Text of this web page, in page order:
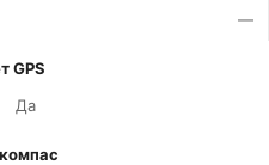
—
GPS
Да